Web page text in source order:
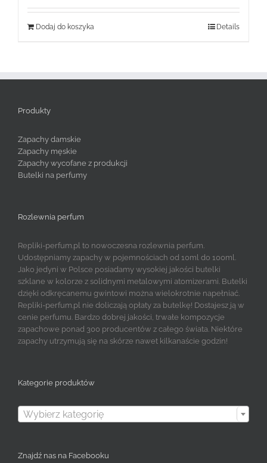
Dodaj do koszyka Details
Produkty
Zapachy damskie
Zapachy męskie
Zapachy wycofane z produkcji
Butelki na perfumy
Rozlewnia perfum
Repliki-perfum.pl to nowoczesna rozlewnia perfum.
Udostępniamy zapachy w pojemnościach od 10ml do 100ml.
Jako jedyni w Polsce posiadamy wysokiej jakości butelki
szklane w kolorze z solidnymi metalowymi atomizerami. Butelki
dzięki odkręcanemu gwintowi można wielokrotnie napełniać.
Repliki-perfum.pl nie doliczają opłaty za butelkę! Dostajesz ją w
cenie perfumu. Bardzo dobrej jakości, trwałe kompozycje
zapachowe ponad 300 producentów z całego świata. Niektóre
zapachy utrzymują się na skórze nawet kilkanaście godzin!
Kategorie produktów
Wybierz kategorię
Znajdź nas na Facebooku